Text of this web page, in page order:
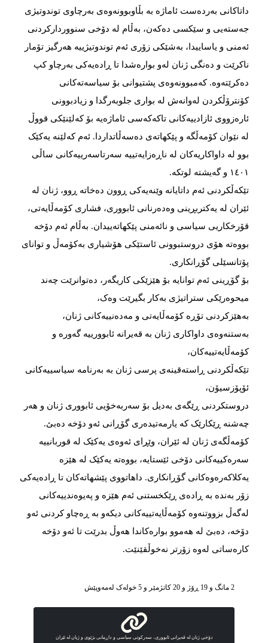
داتاکانی بەردەست ئاماژە بە بڵاوبوونەوەی بەرچاوی توندوتیژی
جەستەیی و سێکسی دەکەن، بەڵام لە دۆخی سنووردارکردنی
ئەمنی و یاساییدا، بەشێکی زۆری ئەم توندوتیژییە هەرگیز تۆمار
ناکرێت و دەنگی ژنان لەو بوارەشدا تا ڕادەیەکی بەرچاو کپ
دەکرێتەوە. کەمبوونەوەی پشتیوانی بۆ سیاسەتەکانی
کۆنترۆڵکردن لەوانەش لە بواری جلوبەرگدا و زیادبوونی
ئارەزووی ئازادییەکانی تاکەکەسی ئاماژەیە بۆ کەلێنێکی قووڵ
لە نێوان کۆمەڵگە و پێکهاتەی دەسەڵاتداردا. ئەم کەلێنە یەکێک
بوو لە داواکاریەکان لە ناڕەزایەتییە سەرتاسەرییەکانی ساڵی
١٤٠١ و گەیشتە لوتکە.
تێکەڵکردنی ئەم داتایانە وێنەیەکی ڕوون دەخاتە ڕوو، ژنان لە
ئێران لە یەکتربڕینی وەدەرنانی ئابووری، فشاری کۆمەڵایەتی،
قۆرخکاریی سیاسی و نائەمنی پێکهاتەییدان. بەڵام ئەم دۆخە
بووەتە هۆی دروستبوونی ئاستێکی هۆشیاری بەکۆمەڵ و توانای
پۆتانسێلی گۆڕانکاری.
بۆ گۆڕینی ئەم توانایە بۆ هێزێکی کاریگەر، دەتوانرێت چەند
میحوەرێکی ستراتیژی بەکار بگیرێت وەک،
بەهێزکردنی تۆڕە کۆمەڵایەتی و مەدەنییەکانی ژنان،
بەستنەوەی داواکاری ژنان بە قەیرانە ئابوورییە گەورە و
کۆمەڵایەتییەکان،
تێکەڵکردنی ڕاستەقینەی پرسی ژنان بە بەرنامە سیاسییەکانی
ئۆپۆزسیۆن،
دروستکردنی ڕێگەی بەدیل بۆ سەربەخۆیی ئابووری ژنان و هەر
چەشنە ڕێکارێک کە یارمەتیدەری گۆڕانی ئەو دۆخە دەبێ.
کۆمەڵگەی ژنان لە ئێران، وێڕای ئەوەی یەکێک لە قوربانییە
سەرەکییەکانی دۆخی ئێستایە، بووەتە یەکێک لە هێزە
یەکلاکەرەوەکانی گۆڕانکاری. داهاتووی پێشهاتەکان تا ڕادەیەکی
زۆر بەندە بە ڕادەی ڕێکخستنی ئەم هێزە و پەیوەندییەکانی
لەگەڵ بزووتنەوە کۆمەڵایەتییەکانی دیکەو بە ڕەچاو کردنی ئەو
دۆخە، دەبێ لە هەموو بوارەکاندا هەوڵ بدرێت تا ئەو دۆخە
کارەساتی لەوە زۆرتر نەخوڵقێنێت.
2 مانگ و 19 ڕۆژ و 20 کاتژمێر و 5 خوله‌ک له‌مه‌وپێش‌
دۆخی ژنان لە قەیرانی ئابووری، سەرکوتی سیاسی و داڕمانی بژێوی و ژیان لە ئێران